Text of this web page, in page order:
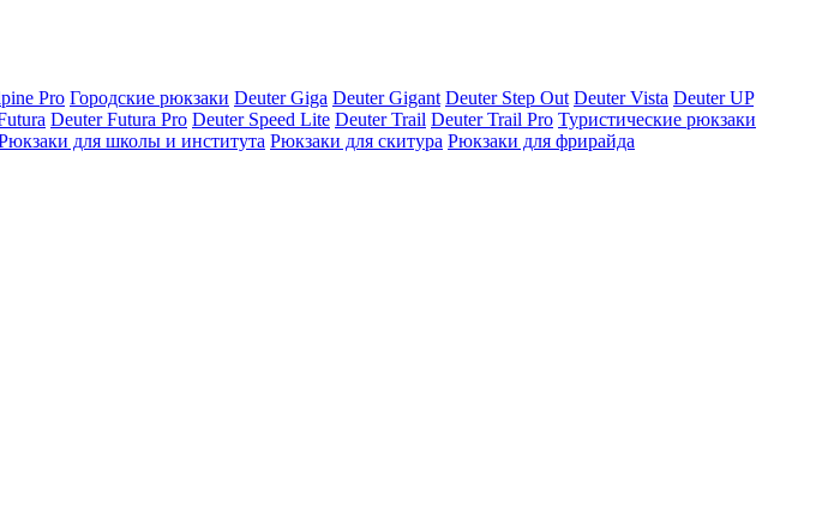
Pro Городские рюкзаки Deuter Giga Deuter Gigant Deuter Step Out Deuter Vista Deuter UP
Deuter Futura Pro Deuter Speed Lite Deuter Trail Deuter Trail Pro Туристические рюкзаки
для школы и института Рюкзаки для скитура Рюкзаки для фрирайда